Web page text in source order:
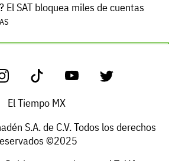
El SAT bloquea miles de cuentas
El Tiempo MX
S.A. de C.V. Todos los derechos
©2025